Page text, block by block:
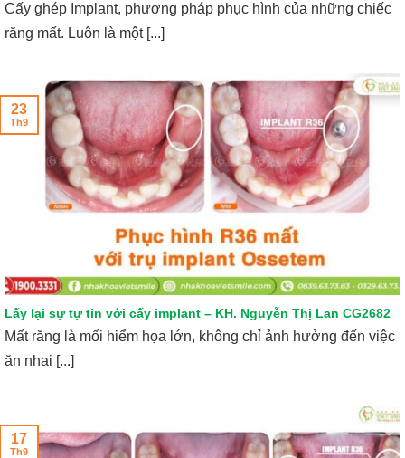
Cấy ghép Implant, phương pháp phục hình của những chiếc
răng mất. Luôn là một [...]
Lấy lại sự tự tin với cấy implant – KH. Nguyễn Thị Lan CG2682
Mất răng là mối hiểm họa lớn, không chỉ ảnh hưởng đến việc
ăn nhai [...]
23
Th9
17
Th9